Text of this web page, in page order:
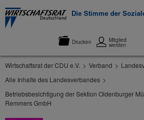
Die Stimme der
Drucken Mitglied
werden
Wirtschaftsrat der CDU e.V. Verband
Alle Inhalte des Landesverbandes
Betriebsbesichtigung der Sektion Oldenburger
Remmers GmbH